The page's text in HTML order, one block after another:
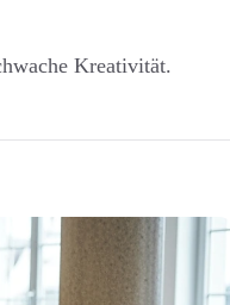
Kreativität.